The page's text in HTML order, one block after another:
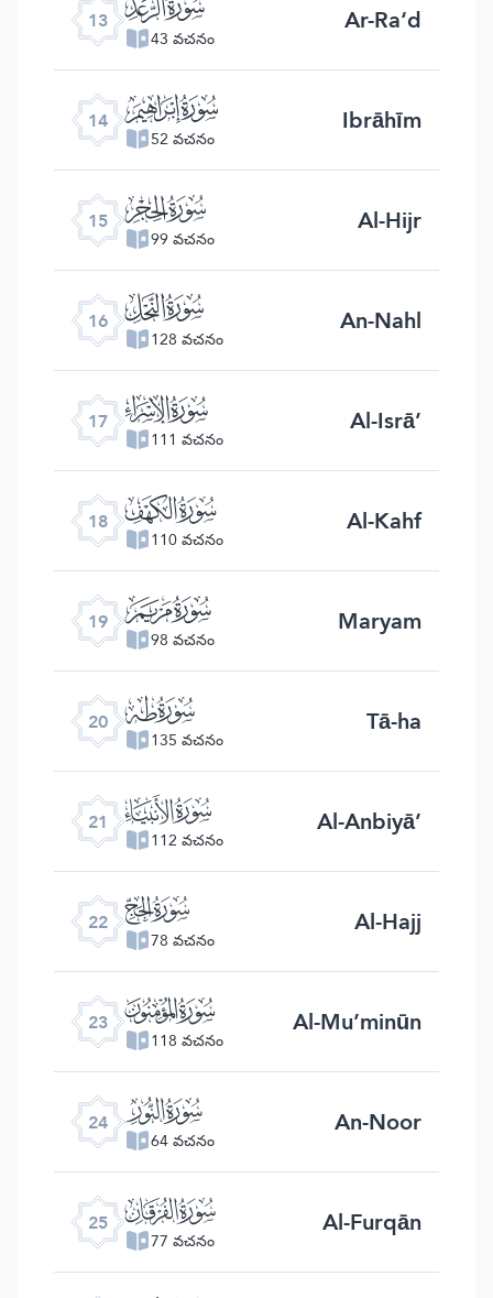
13
43 వచనం Ar-Ra‘d
14 ﮚ
52 వచనం Ibrāhīm
15 ﮛ
99 వచనం Al-Hijr
16 ﮜ
128 వచనం An-Nahl
17 ﮝ
111 వచనం Al-Isrā’
18 ﮞ
110 వచనం Al-Kahf
19 ﮟ
98 వచనం Maryam
20 ﮠ
135 వచనం Tā-ha
21 ﮡ
112 వచనం Al-Anbiyā’
22 ﮢ
78 వచనం Al-Hajj
23 ﮣ
118 వచనం Al-Mu’minūn
24 ﮤ
64 వచనం An-Noor
25 ﮥ
77 వచనం Al-Furqān